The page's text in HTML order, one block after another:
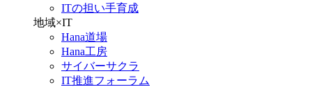
ITの担い手育成
地域×IT
Hana道場
Hana工房
サイバーサクラ
IT推進フォーラム